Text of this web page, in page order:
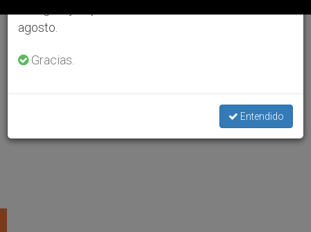
agosto.
Gracias.
Entendido